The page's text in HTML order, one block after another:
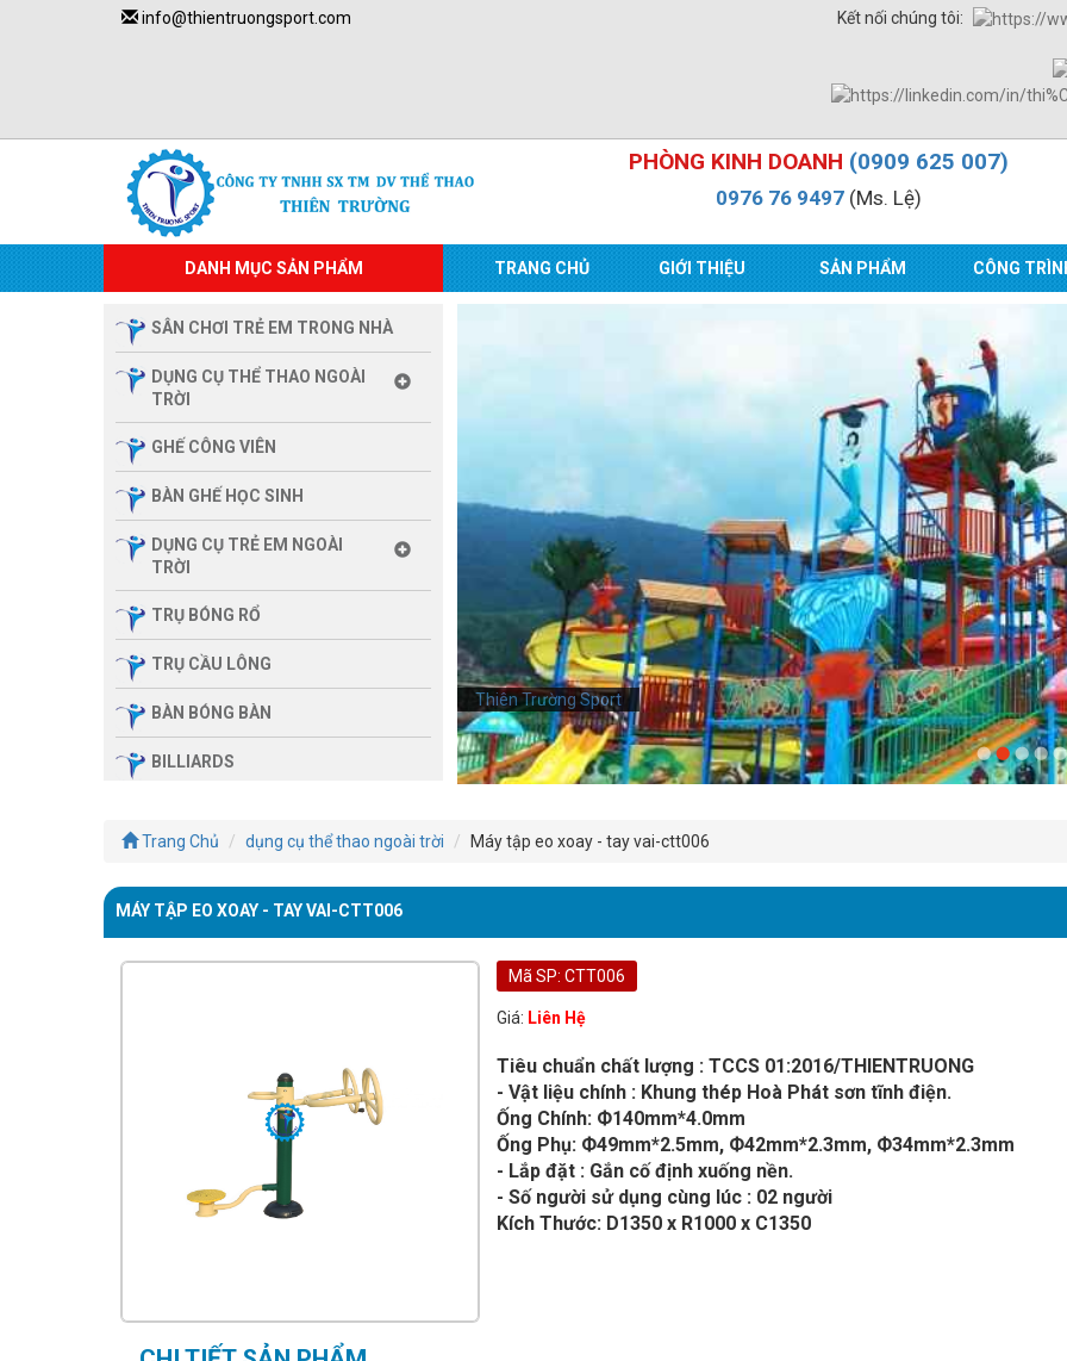
info@thientruongsport.com Kết nối chúng tôi:
PHÒNG KINH DOANH (0909 625 007)
0976 76 9497(Ms. Lệ)
DANH MỤC SẢN PHẨM TRANG CHỦ GIỚI THIỆU SẢN PHẨM CÔNG
SÂN CHƠI TRẺ EM TRONG NHÀ
DỤNG CỤ THỂ THAO NGOÀI
TRỜI
GHẾ CÔNG VIÊN
BÀN GHẾ HỌC SINH
DỤNG CỤ TRẺ EM NGOÀI
TRỜI
TRỤ BÓNG RỔ
TRỤ CẦU LÔNG
BÀN BÓNG BÀN
BILLIARDS
ĐÌNH
IMPULSE FITNESS
THIẾT BỊ PHÒNG GYM THIÊN
CỎ NHÂN TẠO
Thiên Trường Sport
Trang Chủ dụng cụ thể thao ngoài trời Máy tập eo xoay - tay vai-ctt006
MÁY TẬP EO XOAY - TAY VAI-CTT006
Mã SP: CTT006
Giá: Liên Hệ
Tiêu chuẩn chất lượng : TCCS 01:2016/THIENTRUONG
- Vật liệu chính : Khung thép Hoà Phát sơn tĩnh điện.
Ống Chính: Ф140mm*4.0mm
Ống Phụ: Ф49mm*2.5mm, Ф42mm*2.3mm, Ф34mm*2.3mm
- Lắp đặt : Gắn cố định xuống nền.
- Số người sử dụng cùng lúc : 02 người
Kích Thước: D1350 x R1000 x C1350